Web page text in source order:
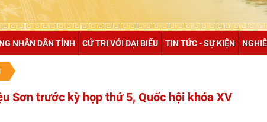
NHÂN DÂN TỈNH CỬ TRI VỚI ĐẠI BIỂU TIN TỨC - SỰ KIỆN
Sơn trước kỳ họp thứ 5, Quốc hội khóa XV